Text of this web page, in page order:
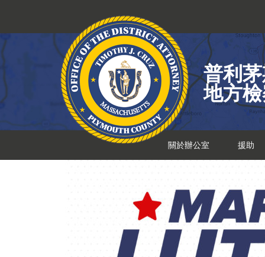
內
容
普利
地方
關於辦公室 援助